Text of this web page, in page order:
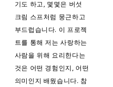
기도 하고, 몇몇은 버섯
크림 스프처럼 뭉근하고
부드럽습니다. 이 프로젝
트를 통해 저는 사랑하는
사람을 위해 요리한다는
것은 어떤 경험인지, 어떤
의미인지 배웠습니다. 참